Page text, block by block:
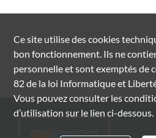
Ce site utilise descookies
bon fonctionnement. Ils ne
personnelle et sont exemptés de
82 de la loi Informatique et
Vous pouvez consulter les
d’utilisation sur le lien ci-dessous.